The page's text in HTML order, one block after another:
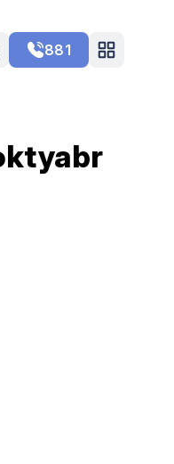
881